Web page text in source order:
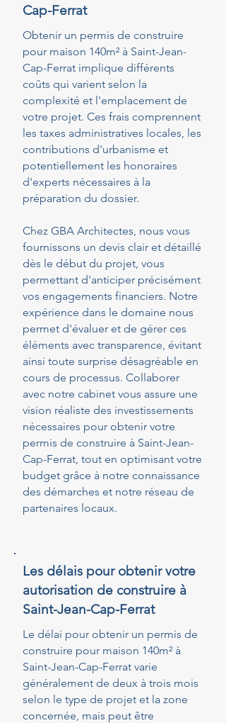
Cap-Ferrat
Obtenir un permis de construire
pour maison 140m² à Saint-Jean-
Cap-Ferrat implique différents
coûts qui varient selon la
complexité et l'emplacement de
votre projet. Ces frais comprennent
les taxes administratives locales, les
contributions d'urbanisme et
potentiellement les honoraires
d'experts nécessaires à la
préparation du dossier.
Chez GBA Architectes, nous vous
fournissons un devis clair et détaillé
dès le début du projet, vous
permettant d'anticiper précisément
vos engagements financiers. Notre
expérience dans le domaine nous
permet d'évaluer et de gérer ces
éléments avec transparence, évitant
ainsi toute surprise désagréable en
cours de processus. Collaborer
avec notre cabinet vous assure une
vision réaliste des investissements
nécessaires pour obtenir votre
permis de construire à Saint-Jean-
Cap-Ferrat, tout en optimisant votre
budget grâce à notre connaissance
des démarches et notre réseau de
partenaires locaux.
Les délais pour obtenir votre
autorisation de construire à
Saint-Jean-Cap-Ferrat
Le délai pour obtenir un permis de
construire pour maison 140m² à
Saint-Jean-Cap-Ferrat varie
généralement de deux à trois mois
selon le type de projet et la zone
concernée, mais peut être